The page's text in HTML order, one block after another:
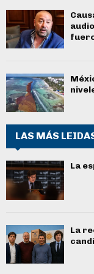
LAS MÁS
La
La